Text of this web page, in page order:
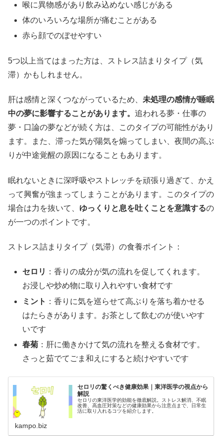
喉に異物感があり飲み込めない感じがある
体のいろいろな場所が痛むことがある
赤ら顔でのぼせやすい
5つ以上当てはまった方は、ストレス詰まりタイプ（気
滞）かもしれません。
肝は感情と深くつながっているため、 未処理の感情が睡眠
中の夢に影響することがあります。 追われる夢・仕事の
夢・口論の夢などが続く方は、このタイプの可能性があり
ます。また、滞った気が陽気を煽ってしまい、夜間の高ぶ
りが中途覚醒の原因になることもあります。
眠れないときに深呼吸やストレッチを頑張り過ぎて、かえ
って興奮が強まってしまうことがあります。このタイプの
場合は力を抜いて、 ゆっくりと息を吐くことを意識するの
が一つのポイントです。
ストレス詰まりタイプ（気滞）の食養ポイント：
セロリ ：香りの成分が気の流れを促してくれます。
お浸しや炒め物に取り入れやすい食材です
ミント ：香りに気を巡らせて高ぶりを落ち着かせる
はたらきがあります。お茶として飲むのが使いやす
いです
春菊 ：肝に働きかけて気の流れを整える食材です。
さっと茹でてごま和えにすると続けやすいです
セロリの驚くべき健康効果｜東洋医学の視点から
解説
セロリの東洋医学的効能を徹底解説。ストレス解消、不眠
改善、高血圧対策などの健康効果から注意点まで、日常生
活に取り入れるコツを紹介します。
kampo.biz